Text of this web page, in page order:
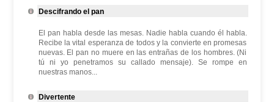
Descifrando el pan
El pan habla desde las mesas. Nadie habla cuando él habla.
Recibe la vital esperanza de todos y la convierte en promesas
nuevas. El pan no muere en las entrañas de los hombres. (Ni
tú ni yo penetramos su callado mensaje). Se rompe en
nuestras manos...
Divertente